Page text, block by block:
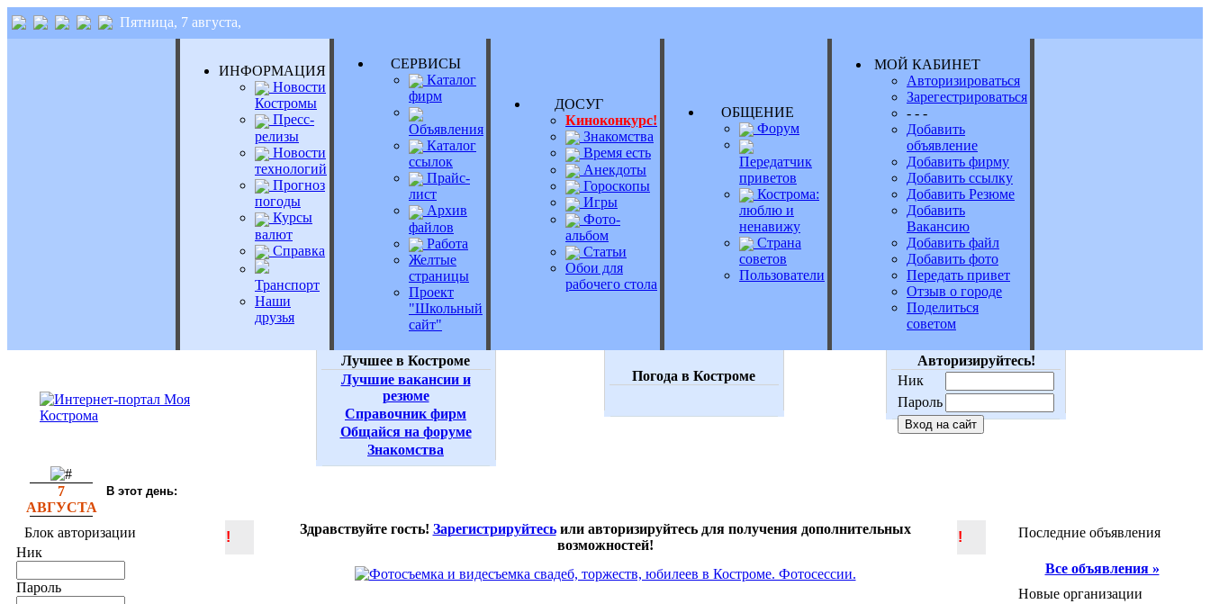
Пятница, 7 августа,
ИНФОРМАЦИЯ
Новости
Костромы
Пресс-
релизы
Новости
технологий
Прогноз
погоды
Курсы
валют
Справка
Транспорт
Наши
друзья
СЕРВИСЫ
Каталог
фирм
Объявления
Каталог
ссылок
Прайс-
лист
Архив
файлов
Работа
Желтые
страницы
Проект
"Школьный
сайт"
ДОСУГ
Киноконкурс!
Знакомства
Время есть
Анекдоты
Гороскопы
Игры
Фото-
альбом
Статьи
Обои для
рабочего стола
ОБЩЕНИЕ
Форум
Передатчик
приветов
Кострома:
люблю и
ненавижу
Страна
советов
Пользователи
МОЙ КАБИНЕТ
Авторизироваться
Зарегестрироваться
- - -
Добавить
объявление
Добавить фирму
Добавить ссылку
Добавить Резюме
Добавить
Вакансию
Добавить файл
Добавить фото
Передать привет
Отзыв о городе
Поделиться
советом
Лучшее в Костроме
Лучшие вакансии и
резюме
Справочник фирм
Общайся на форуме
Знакомства
Погода в Костроме
Авторизируйтесь!
Ник
Пароль
7
АВГУСТА
В этот день:
Блок авторизации
Ник
Пароль
!
Здравствуйте гость! Зарегистрируйтесьили авторизируйтесь для получения дополнительных
возможностей!
! Последние объявления
Все объявления »
Новые организации